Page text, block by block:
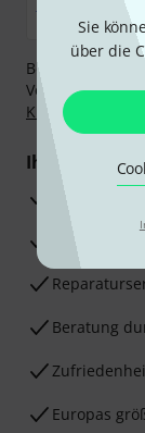
Sie
über die
Bezahlen Sie
Vorkasse,
Klarna
Ihre Vorteile
3 Jahre
30 Tage
Beratung
Europas